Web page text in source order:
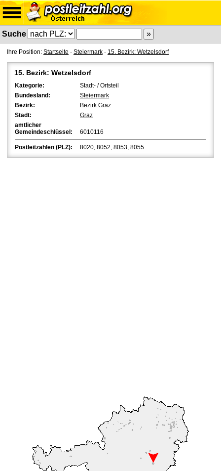
Suche
Ihre Position: Startseite - Steiermark - 15. Bezirk: Wetzelsdorf
15. Bezirk: Wetzelsdorf
Kategorie:
Stadt- / Ortsteil
Bundesland:
Steiermark
Bezirk:
Bezirk Graz
Stadt:
Graz
amtlicher
Gemeindeschlüssel:
6010116
Postleitzahlen (PLZ): 8020, 8052, 8053, 8055